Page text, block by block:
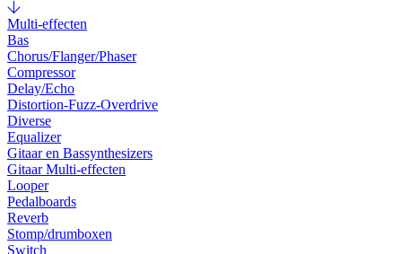
Multi-effecten
Bas
Chorus/Flanger/Phaser
Compressor
Delay/Echo
Distortion-Fuzz-Overdrive
Diverse
Equalizer
Gitaar en Bassynthesizers
Gitaar Multi-effecten
Looper
Pedalboards
Reverb
Stomp/drumboxen
Switch